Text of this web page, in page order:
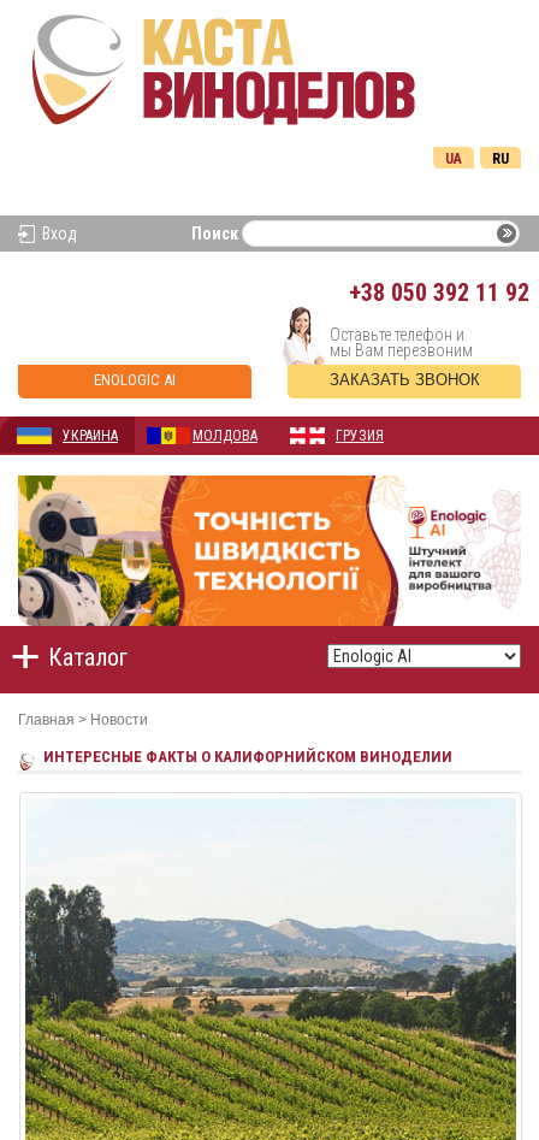
RU
UA
Вход Поиск
+38 050 392 11 92
ENOLOGIC AI
Оставьте телефон и
мы Вам перезвоним
ЗАКАЗАТЬ ЗВОНОК
УКРАИНА МОЛДОВА ГРУЗИЯ
Каталог
Главная > Новости
ИНТЕРЕСНЫЕ ФАКТЫ О КАЛИФОРНИЙСКОМ ВИНОДЕЛИИ